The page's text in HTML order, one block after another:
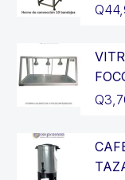
Q
Q